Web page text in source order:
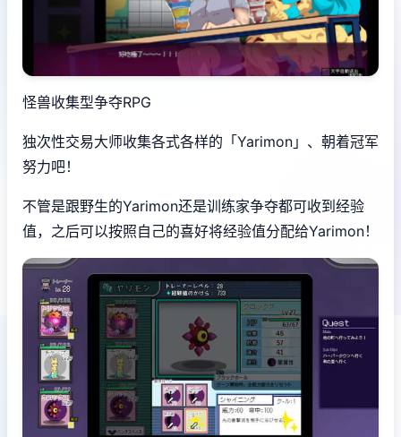
怪兽收集型争夺RPG
独次性交易大师收集各式各样的「Yarimon」、朝着冠军
努力吧！
不管是跟野生的Yarimon还是训练家争夺都可收到经验
值，之后可以按照自己的喜好将经验值分配给Yarimon！